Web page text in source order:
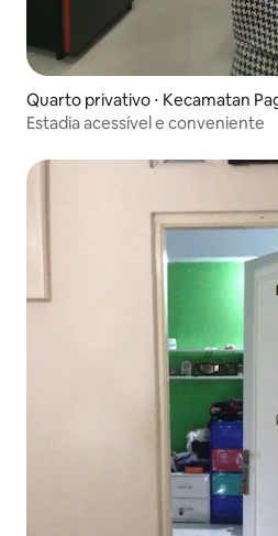
Quarto privativo ⋅ Kecamatan
Estadia acessível e conveniente